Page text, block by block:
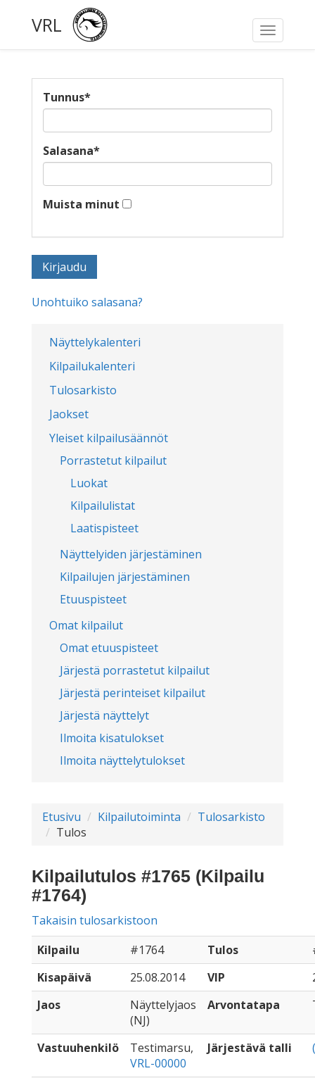
Toggle
VRL
Näyttelykalenteri
Kilpailukalenteri
Tulosarkisto
Jaokset
Yleiset kilpailusäännöt
Porrastetut kilpailut
Luokat
Kilpailulistat
Laatispisteet
Näyttelyiden järjestäminen
Kilpailujen järjestäminen
Etuuspisteet
Omat kilpailut
Omat etuuspisteet
Järjestä porrastetut kilpailut
Järjestä perinteiset kilpailut
Järjestä näyttelyt
Ilmoita kisatulokset
Ilmoita näyttelytulokset
Tunnus*
Salasana*
Muista minut
Unohtuiko salasana?
Etusivu Kilpailutoiminta
Tulosarkisto
Tulos
Kilpailutulos #1765 (Kilpailu
#1764)
Takaisin tulosarkistoon
Kilpailu
#1764 Tulos
Kisapäivä
25.08.2014 VIP
Jaos
Näyttelyjaos
(NJ)
Arvontatapa
Vastuuhenkilö
Testimarsu,
VRL-00000
Järjestävä talli